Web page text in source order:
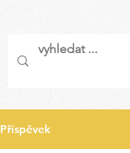
Příspěvek